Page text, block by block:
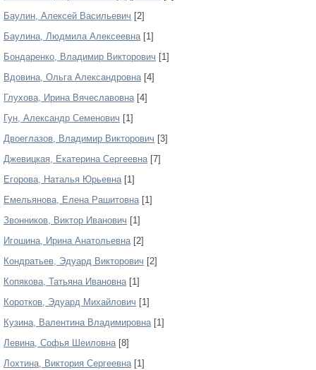
Баулин, Алексей Васильевич [2]
Баулина, Людмила Алексеевна[1]
Бондаренко, Владимир Викторович [1]
Вдовина, Ольга Александровна[4]
Глухова, Ирина Вячеславовна[4]
Гун, Александр Семенович [1]
Двоеглазов, Владимир Викторович [3]
Джевицкая, Екатерина Сергеевна[7]
Егорова, Наталья Юрьевна[1]
Емельянова, Елена Рашитовна[1]
Звонников, Виктор Иванович [1]
Игошина, Ирина Анатольевна[2]
Кондратьев, Эдуард Викторович [2]
Копякова, Татьяна Ивановна[1]
Коротков, Эдуард Михайлович [1]
Кузина, Валентина Владимировна[1]
Левина, Софья Шеиловна[8]
Лохтина, Виктория Сергеевна[1]